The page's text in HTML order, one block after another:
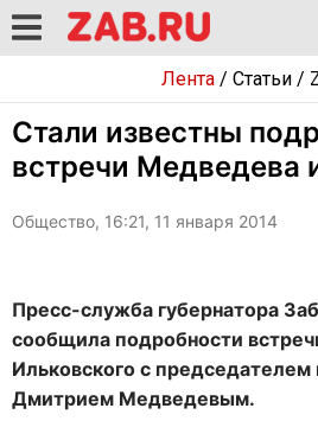
Лента/ Статьи/
Стали известны
встречи Медведева
Общество, 16:21, 11 января 2014
Пресс-служба губернатора
сообщила подробности
Ильковского с председателем
Дмитрием Медведевым.